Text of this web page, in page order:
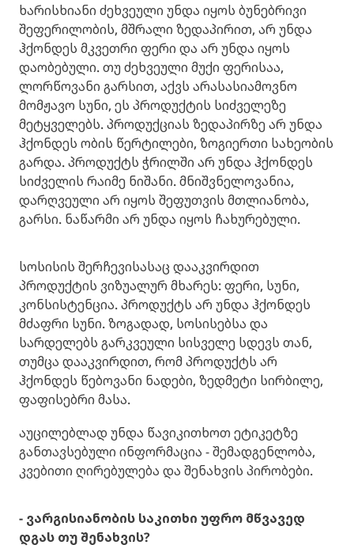
ხარისხიანი ძეხვეული უნდა იყოს ბუნებრივი
შეფერილობის, მშრალი ზედაპირით, არ უნდა
ჰქონდეს მკვეთრი ფერი და არ უნდა იყოს
დაობებული. თუ ძეხვეული მუქი ფერისაა,
ლორწოვანი გარსით, აქვს არასასიამოვნო
მომჟავო სუნი, ეს პროდუქტის სიძველეზე
მეტყველებს. პროდუქციას ზედაპირზე არ უნდა
ჰქონდეს ობის წერტილები, ზოგიერთი სახეობის
გარდა. პროდუქტს ჭრილში არ უნდა ჰქონდეს
სიძველის რაიმე ნიშანი. მნიშვნელოვანია,
დარღვეული არ იყოს შეფუთვის მთლიანობა,
გარსი. ნაწარმი არ უნდა იყოს ჩახურებული.
სოსისის შერჩევისასაც დააკვირდით
პროდუქტის ვიზუალურ მხარეს: ფერი, სუნი,
კონსისტენცია. პროდუქტს არ უნდა ჰქონდეს
მძაფრი სუნი. ზოგადად, სოსისებსა და
სარდელებს გარკვეული სისველე სდევს თან,
თუმცა დააკვირდით, რომ პროდუქტს არ
ჰქონდეს წებოვანი ნადები, ზედმეტი სირბილე,
ფაფისებრი მასა.
აუცილებლად უნდა წავიკითხოთ ეტიკეტზე
განთავსებული ინფორმაცია - შემადგენლობა,
კვებითი ღირებულება და შენახვის პირობები.
- ვარგისიანობის საკითხი უფრო მწვავედ
დგას თუ შენახვის?